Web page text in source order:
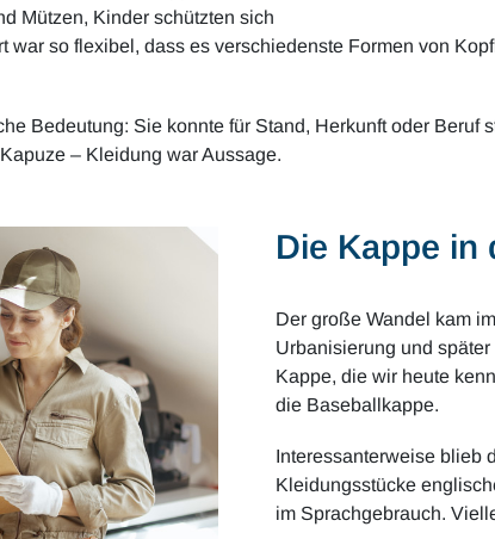
Mützen, Kinder schützten sich
war so flexibel, dass es verschiedenste Formen von
Bedeutung: Sie konnte für Stand, Herkunft oder Beruf
– Kleidung war Aussage.
Die Kappe in
Der große Wandel kam
Urbanisierung und
Kappe, die wir heute
die Baseballkappe.
Interessanterweise blieb
Kleidungsstücke
im Sprachgebrauch.